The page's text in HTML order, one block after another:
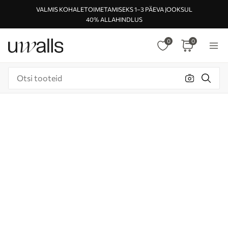
VALMIS KOHALETOIMETAMISEKS 1–3 PÄEVA JOOKSUL
40% ALLAHINDLUS
0 0